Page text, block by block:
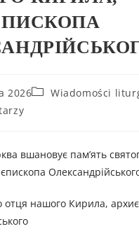
2026
Wiadomości
вшановує пам’ять
отця нашого Кирила,